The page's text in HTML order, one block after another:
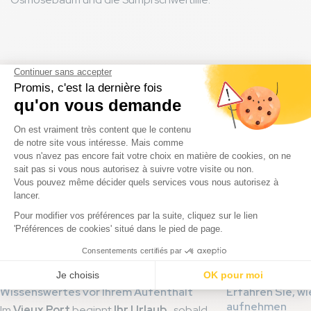
Diese Neuigkeiten könnten Sie
interessieren
Wissenswertes vor Ihrem Aufenthalt
Erfahren Sie,
aufnehmen